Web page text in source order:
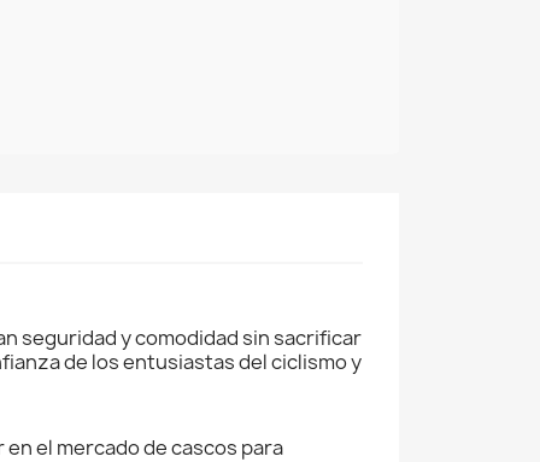
seguridad y comodidad sin sacrificar
de los entusiastas del ciclismo y
el mercado de cascos para